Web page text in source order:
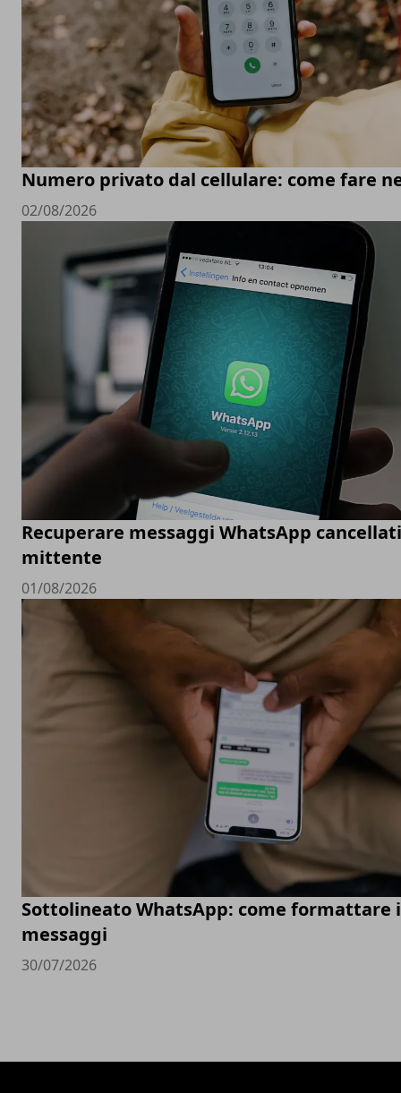
Numero privato dal cellulare: come fare
02/08/2026
Recuperare messaggi WhatsApp
mittente
01/08/2026
Sottolineato WhatsApp: come formattare i
messaggi
30/07/2026